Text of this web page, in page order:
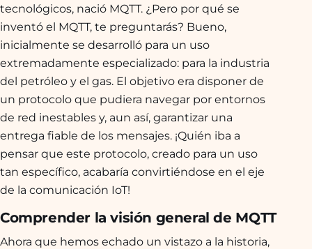
tecnológicos, nació MQTT. ¿Pero por qué se
inventó el MQTT, te preguntarás? Bueno,
inicialmente se desarrolló para un uso
extremadamente especializado: para la industria
del petróleo y el gas. El objetivo era disponer de
un protocolo que pudiera navegar por entornos
de red inestables y, aun así, garantizar una
entrega fiable de los mensajes. ¡Quién iba a
pensar que este protocolo, creado para un uso
tan específico, acabaría convirtiéndose en el eje
de la comunicación IoT!
Comprender la visión general de MQTT
Ahora que hemos echado un vistazo a la historia,